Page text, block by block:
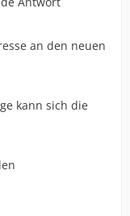
an den neuen
kann sich die